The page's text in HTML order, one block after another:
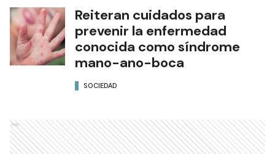
Reiteran cuidados para
prevenir la enfermedad
conocida como síndrome
mano-ano-boca
SOCIEDAD
Ads